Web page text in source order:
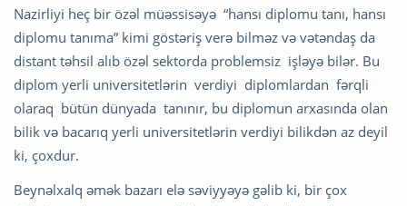
Nazirliyi heç bir özəl müəssisəyə “hansı diplomu tanı, hansı
diplomu tanıma” kimi göstəriş verə bilməz və vətəndaş da
distant təhsil alıb özəl sektorda problemsiz işləyə bilər. Bu
diplom yerli universitetlərin verdiyi diplomlardan fərqli
olaraq bütün dünyada tanınır, bu diplomun arxasında olan
bilik və bacarıq yerli universitetlərin verdiyi bilikdən az deyil
ki, çoxdur.
Beynəlxalq əmək bazarı elə səviyyəyə gəlib ki, bir çox